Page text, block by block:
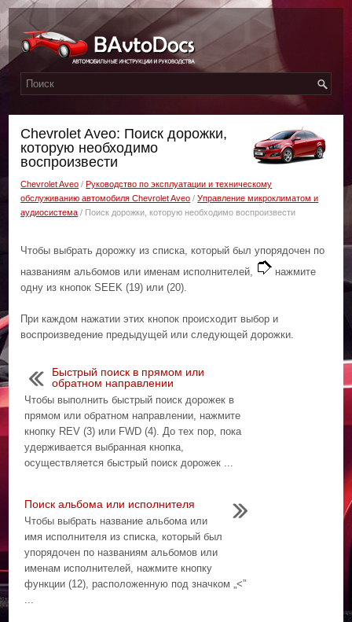
Chevrolet Aveo: Поиск дорожки,
которую необходимо
воспроизвести
Chevrolet Aveo /Руководство по эксплуатации и техническому
обслуживанию автомобиля Chevrolet Aveo /Управление микроклиматом и
аудиосистема / Поиск дорожки, которую необходимо воспроизвести
Чтобы выбрать дорожку из списка, который был упорядочен по
названиям альбомов или именам исполнителей,
нажмите
одну из кнопок SEEK (19) или (20).
При каждом нажатии этих кнопок происходит выбор и
воспроизведение предыдущей или следующей дорожки.
Быстрый поиск в прямом или
обратном направлении
Чтобы выполнить быстрый поиск дорожек в
прямом или обратном направлении, нажмите
кнопку REV (3) или FWD (4). До тех пор, пока
удерживается выбранная кнопка,
осуществляется быстрый поиск дорожек ...
Поиск альбома или исполнителя
Чтобы выбрать название альбома или
имя исполнителя из списка, который был
упорядочен по названиям альбомов или
именам исполнителей, нажмите кнопку
функции (12), расположенную под значком „<”